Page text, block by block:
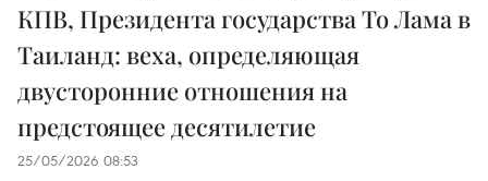
КПВ, Президента государства То Лама в
Таиланд: веха, определяющая
двусторонние отношения на
предстоящее десятилетие
25/05/2026 08:53